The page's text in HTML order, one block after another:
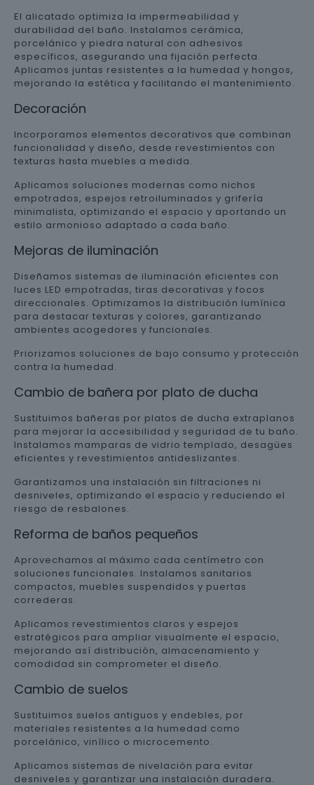
El alicatado optimiza la impermeabilidad y
durabilidad del baño. Instalamos cerámica,
porcelánico y piedra natural con adhesivos
específicos, asegurando una fijación perfecta.
Aplicamos juntas resistentes a la humedad y hongos,
mejorando la estética y facilitando el mantenimiento.
Decoración
Incorporamos elementos decorativos que combinan
funcionalidad y diseño, desde revestimientos con
texturas hasta muebles a medida.
Aplicamos soluciones modernas como nichos
empotrados, espejos retroiluminados y grifería
minimalista, optimizando el espacio y aportando un
estilo armonioso adaptado a cada baño.
Mejoras de iluminación
Diseñamos sistemas de iluminación eficientes con
luces LED empotradas, tiras decorativas y focos
direccionales. Optimizamos la distribución lumínica
para destacar texturas y colores, garantizando
ambientes acogedores y funcionales.
Priorizamos soluciones de bajo consumo y protección
contra la humedad.
Cambio de bañera por plato de ducha
Sustituimos bañeras por platos de ducha extraplanos
para mejorar la accesibilidad y seguridad de tu baño.
Instalamos mamparas de vidrio templado, desagües
eficientes y revestimientos antideslizantes.
Garantizamos una instalación sin filtraciones ni
desniveles, optimizando el espacio y reduciendo el
riesgo de resbalones.
Reforma de baños pequeños
Aprovechamos al máximo cada centímetro con
soluciones funcionales. Instalamos sanitarios
compactos, muebles suspendidos y puertas
correderas.
Aplicamos revestimientos claros y espejos
estratégicos para ampliar visualmente el espacio,
mejorando así distribución, almacenamiento y
comodidad sin comprometer el diseño.
Cambio de suelos
Sustituimos suelos antiguos y endebles, por
materiales resistentes a la humedad como
porcelánico, vinílico o microcemento.
Aplicamos sistemas de nivelación para evitar
desniveles y garantizar una instalación duradera.